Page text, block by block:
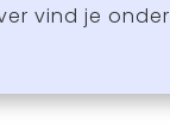
vind je onder